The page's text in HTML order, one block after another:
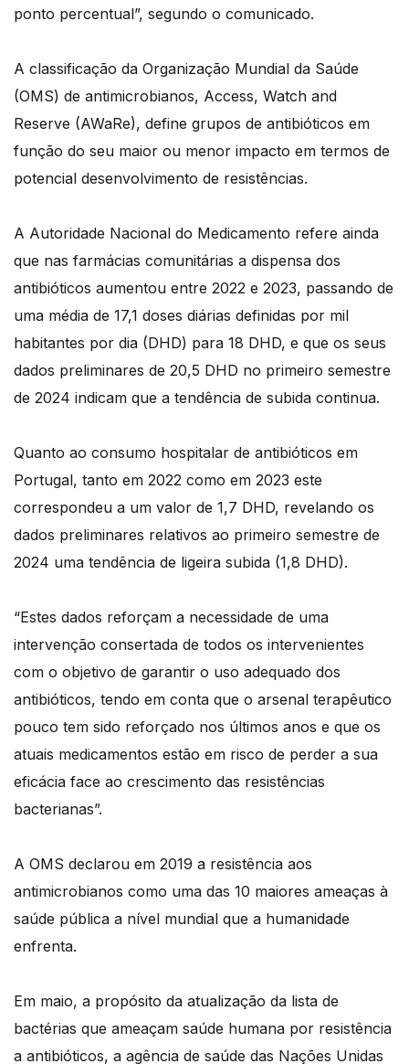
ponto percentual”, segundo o comunicado.
A classificação da Organização Mundial da Saúde
(OMS) de antimicrobianos, Access, Watch and
Reserve (AWaRe), define grupos de antibióticos em
função do seu maior ou menor impacto em termos de
potencial desenvolvimento de resistências.
A Autoridade Nacional do Medicamento refere ainda
que nas farmácias comunitárias a dispensa dos
antibióticos aumentou entre 2022 e 2023, passando de
uma média de 17,1 doses diárias definidas por mil
habitantes por dia (DHD) para 18 DHD, e que os seus
dados preliminares de 20,5 DHD no primeiro semestre
de 2024 indicam que a tendência de subida continua.
Quanto ao consumo hospitalar de antibióticos em
Portugal, tanto em 2022 como em 2023 este
correspondeu a um valor de 1,7 DHD, revelando os
dados preliminares relativos ao primeiro semestre de
2024 uma tendência de ligeira subida (1,8 DHD).
“Estes dados reforçam a necessidade de uma
intervenção consertada de todos os intervenientes
com o objetivo de garantir o uso adequado dos
antibióticos, tendo em conta que o arsenal terapêutico
pouco tem sido reforçado nos últimos anos e que os
atuais medicamentos estão em risco de perder a sua
eficácia face ao crescimento das resistências
bacterianas”.
A OMS declarou em 2019 a resistência aos
antimicrobianos como uma das 10 maiores ameaças à
saúde pública a nível mundial que a humanidade
enfrenta.
Em maio, a propósito da atualização da lista de
bactérias que ameaçam saúde humana por resistência
a antibióticos, a agência de saúde das Nações Unidas